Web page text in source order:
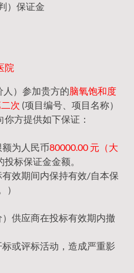
）保证金
院
人）参加贵方的脑氧饱和度
次 (项目编号、项目名称）
方提供如下保证：
为人民币80000.00 元（大
投标保证金金额。
效期间内保持有效/自本保
）
供应商在投标有效期内撤
或评标活动，造成严重影